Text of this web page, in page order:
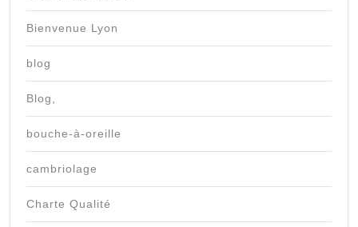
Bienvenue Lyon
blog
Blog,
bouche-à-oreille
cambriolage
Charte Qualité